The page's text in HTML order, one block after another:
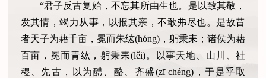
“君子反古复始，不忘其所由生也。是以致其敬，
发其情，竭力从事，以报其亲，不敢弗尽也。是故昔
者天子为藉千亩，冕而朱纮(hóng)，躬秉耒；诸侯为藉
百亩，冕而青纮，躬秉耒(lěi)。以事天地、山川、社
稷、先古，以为醴、酪、齐盛(zī chéng)，于是乎取